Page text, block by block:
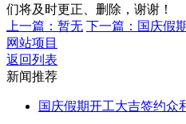
们将及时更正、删除，谢谢！
上一篇：暂无 下一篇：国庆假
网站项目
返回列表
新闻推荐
国庆假期开工大吉签约众